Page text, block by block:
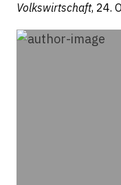
Volkswirtschaft, 24.